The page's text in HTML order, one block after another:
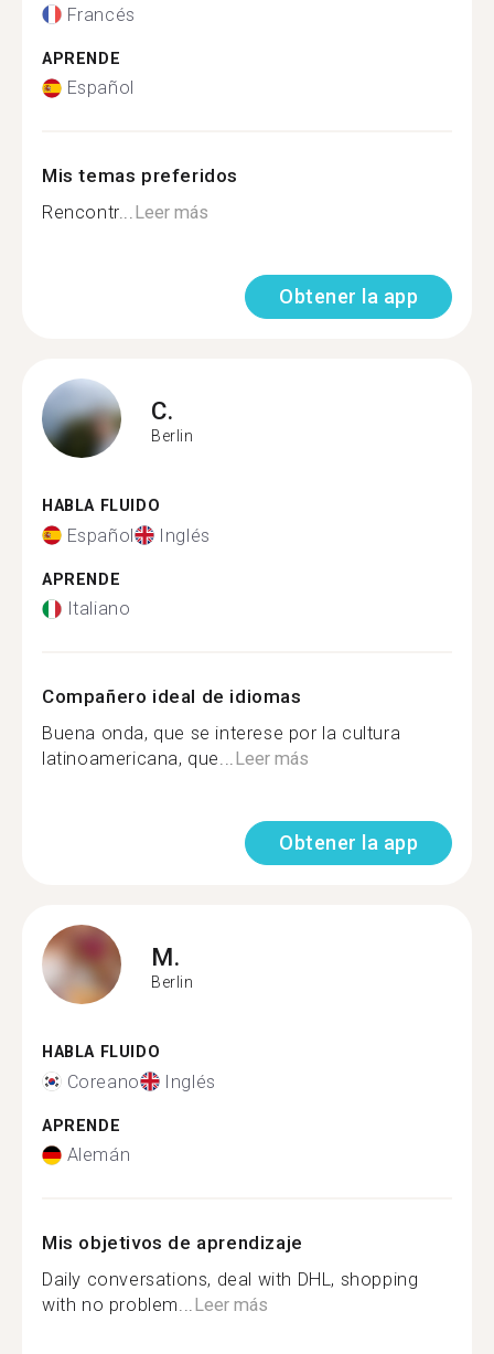
Francés
APRENDE
Español
Mis temas preferidos
Rencontr...Leer más
Obtener la app
C.
Berlin
HABLA FLUIDO
Español Inglés
APRENDE
Italiano
Compañero ideal de idiomas
Buena onda, que se interese por la cultura
latinoamericana, que...Leer más
Obtener la app
M.
Berlin
HABLA FLUIDO
Coreano Inglés
APRENDE
Alemán
Mis objetivos de aprendizaje
Daily conversations, deal with DHL, shopping
with no problem...Leer más